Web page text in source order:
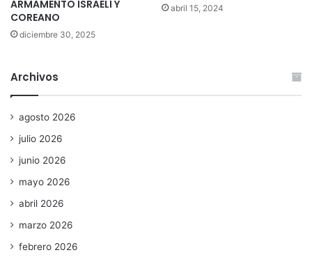
ARMAMENTO ISRAELÍ Y
COREANO
diciembre 30, 2025
abril 15, 2024
Archivos
agosto 2026
julio 2026
junio 2026
mayo 2026
abril 2026
marzo 2026
febrero 2026